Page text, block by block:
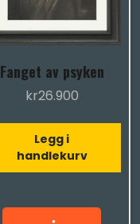
Fanget av psyken
kr26.900
Legg i
handlekurv